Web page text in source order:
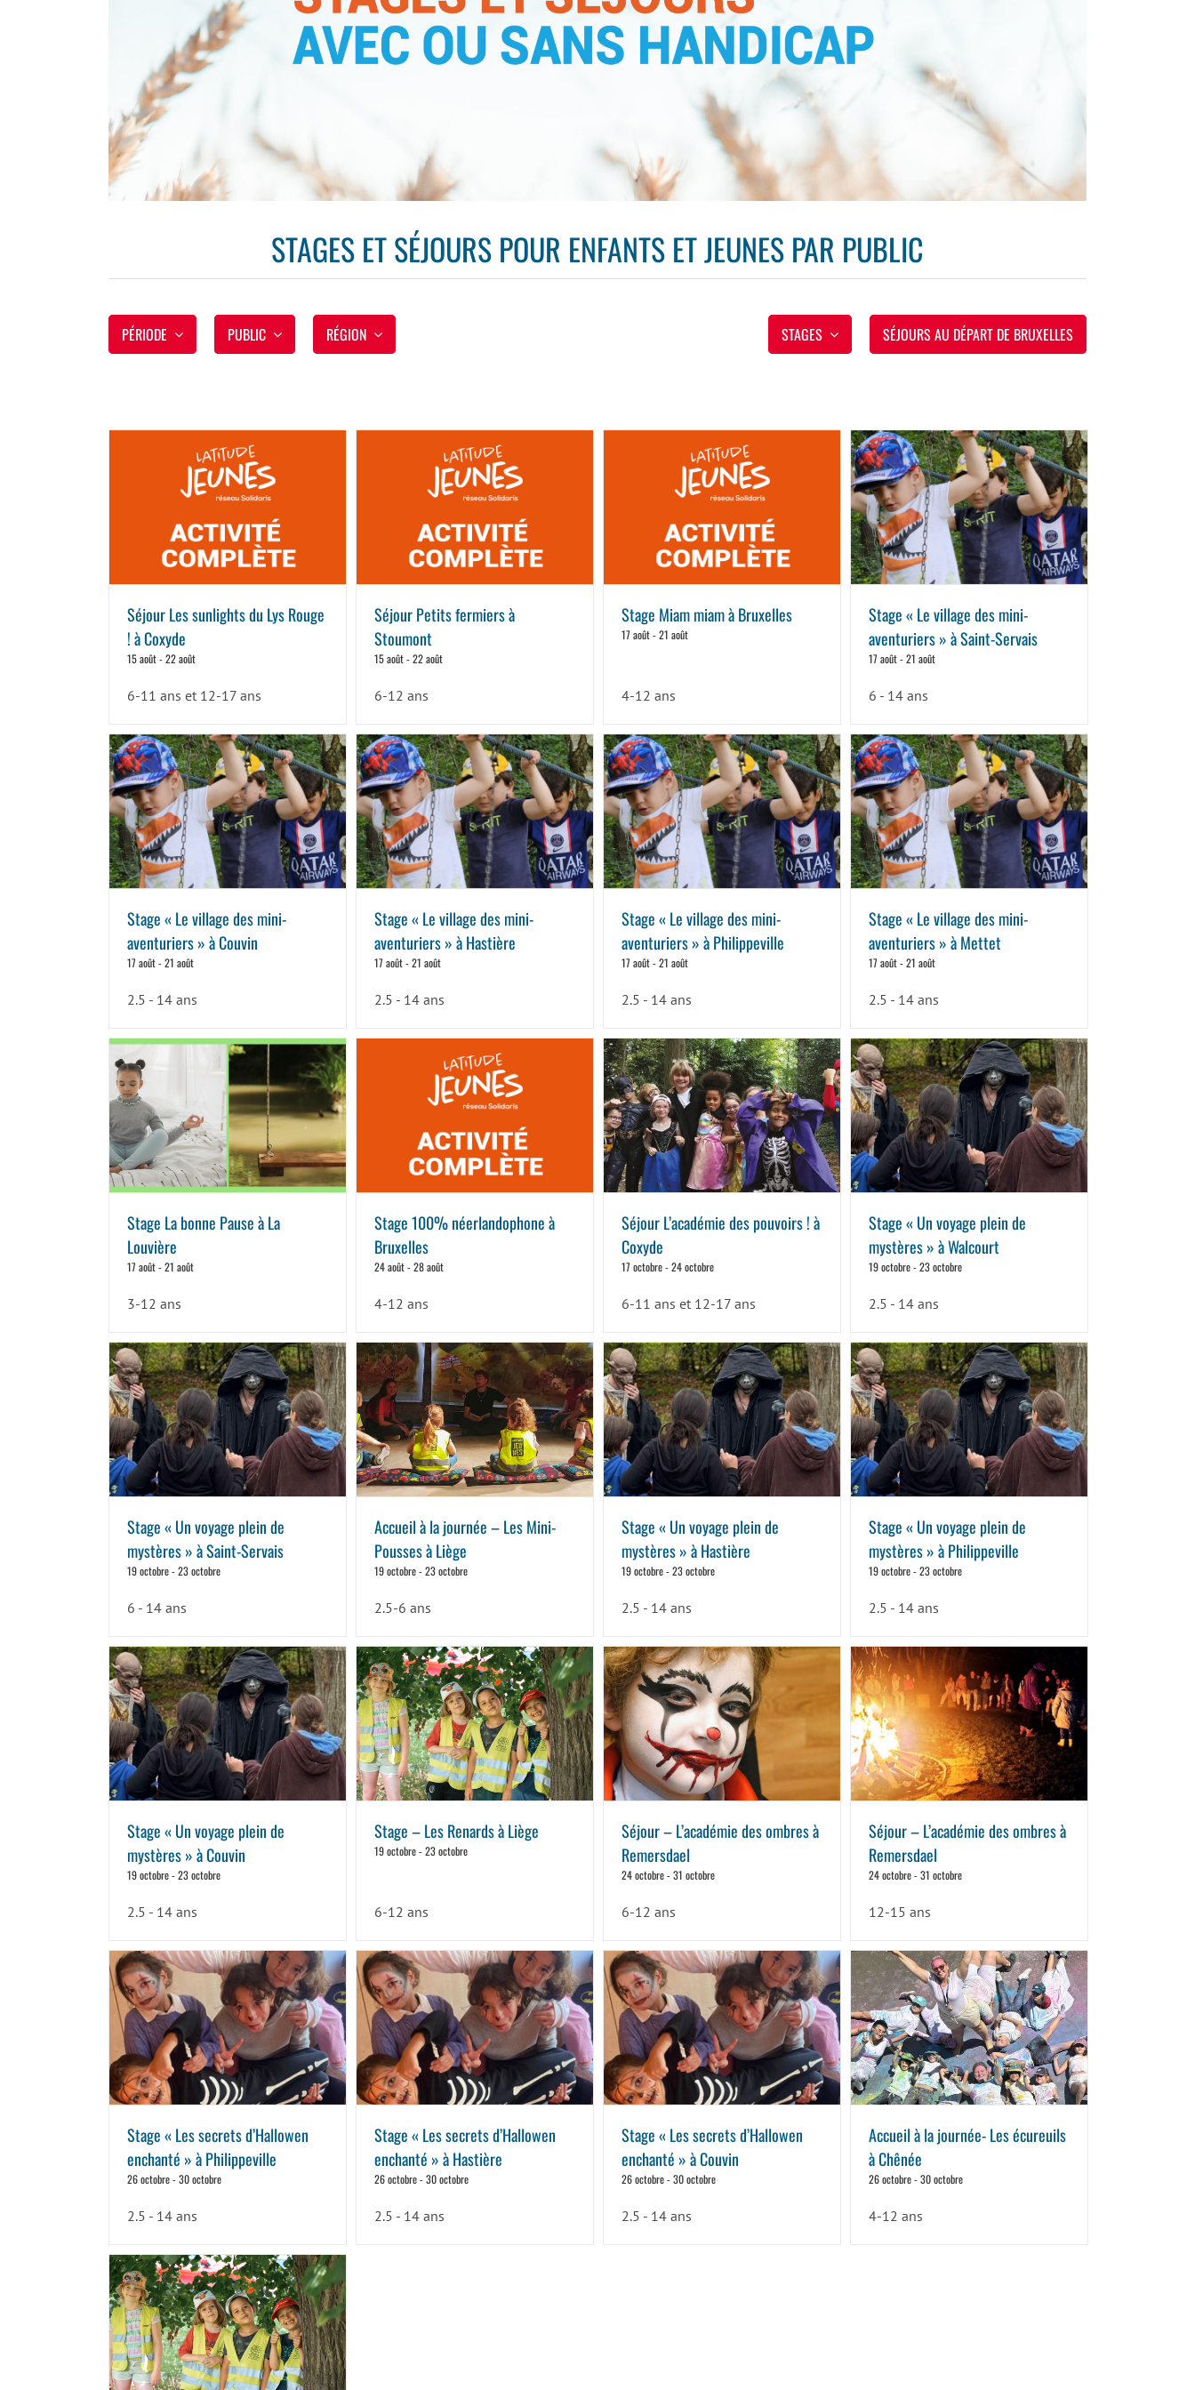
STAGES ET SÉJOURS POUR ENFANTS ET JEUNES PAR PUBLIC
PÉRIODE PUBLIC RÉGION STAGES SÉJOURS AU DÉPART DE BRUXELLES
Séjour Les sunlights du Lys Rouge
! à Coxyde
15 août-22 août
6-11 ans et 12-17 ans
Séjour Petits fermiers à
Stoumont
15 août-22 août
6-12 ans
Stage Miam miam à Bruxelles
17 août-21 août
4-12 ans
Stage « Le village des mini-
aventuriers » à Saint-Servais
17 août-21 août
6 - 14 ans
Stage « Le village des mini-
aventuriers » à Couvin
17 août-21 août
2.5 - 14 ans
Stage « Le village des mini-
aventuriers » à Hastière
17 août-21 août
2.5 - 14 ans
Stage « Le village des mini-
aventuriers » à Philippeville
17 août-21 août
2.5 - 14 ans
Stage « Le village des mini-
aventuriers » à Mettet
17 août-21 août
2.5 - 14 ans
Stage La bonne Pause à La
Louvière
17 août-21 août
3-12 ans
Stage 100% néerlandophone à
Bruxelles
24 août-28 août
4-12 ans
Séjour L’académie des pouvoirs ! à
Coxyde
17 octobre-24 octobre
6-11 ans et 12-17 ans
Stage « Un voyage plein de
mystères » à Walcourt
19 octobre-23 octobre
2.5 - 14 ans
Stage « Un voyage plein de
mystères » à Saint-Servais
19 octobre-23 octobre
6 - 14 ans
Accueil à la journée – Les Mini-
Pousses à Liège
19 octobre-23 octobre
2.5-6 ans
Stage « Un voyage plein de
mystères » à Hastière
19 octobre-23 octobre
2.5 - 14 ans
Stage « Un voyage plein de
mystères » à Philippeville
19 octobre-23 octobre
2.5 - 14 ans
Stage « Un voyage plein de
mystères » à Couvin
19 octobre-23 octobre
2.5 - 14 ans
Stage – Les Renards à Liège
19 octobre-23 octobre
6-12 ans
Séjour – L’académie des ombres à
Remersdael
24 octobre-31 octobre
6-12 ans
Séjour – L’académie des ombres à
Remersdael
24 octobre-31 octobre
12-15 ans
Stage « Les secrets d’Hallowen
enchanté » à Philippeville
26 octobre-30 octobre
2.5 - 14 ans
Stage « Les secrets d’Hallowen
enchanté » à Hastière
26 octobre-30 octobre
2.5 - 14 ans
Stage « Les secrets d’Hallowen
enchanté » à Couvin
26 octobre-30 octobre
2.5 - 14 ans
Accueil à la journée- Les écureuils
à Chênée
26 octobre-30 octobre
4-12 ans